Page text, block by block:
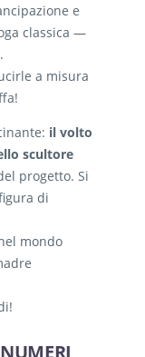
e
classica —
a misura
il volto
scultore
progetto. Si
di
mondo